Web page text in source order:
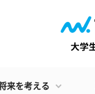
来を考える